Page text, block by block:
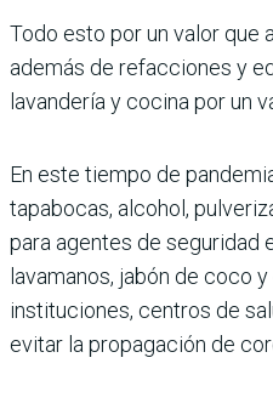
Todo esto por un valor que
además de refacciones y
lavandería y cocina por un
En este tiempo de
tapabocas, alcohol,
para agentes de seguridad
lavamanos, jabón de coco
instituciones, centros de
evitar la propagación de